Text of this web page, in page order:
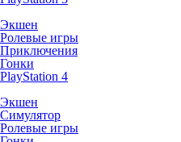
Экшен
Ролевые игры
Приключения
Гонки
PlayStation 4
Экшен
Симулятор
Ролевые игры